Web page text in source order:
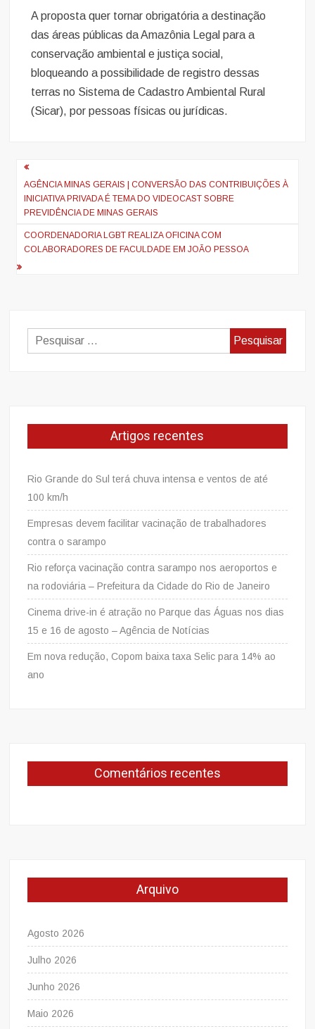
A proposta quer tornar obrigatória a destinação
das áreas públicas da Amazônia Legal para a
conservação ambiental e justiça social,
bloqueando a possibilidade de registro dessas
terras no Sistema de Cadastro Ambiental Rural
(Sicar), por pessoas físicas ou jurídicas.
Navegação
de
artigos
AGÊNCIA MINAS GERAIS | CONVERSÃO DAS CONTRIBUIÇÕES À
INICIATIVA PRIVADA É TEMA DO VIDEOCAST SOBRE
PREVIDÊNCIA DE MINAS GERAIS
COORDENADORIA LGBT REALIZA OFICINA COM
COLABORADORES DE FACULDADE EM JOÃO PESSOA
Pesquisar
por:
Artigos recentes
Rio Grande do Sul terá chuva intensa e ventos de até
100 km/h
Empresas devem facilitar vacinação de trabalhadores
contra o sarampo
Rio reforça vacinação contra sarampo nos aeroportos e
na rodoviária – Prefeitura da Cidade do Rio de Janeiro
Cinema drive-in é atração no Parque das Águas nos dias
15 e 16 de agosto – Agência de Notícias
Em nova redução, Copom baixa taxa Selic para 14% ao
ano
Comentários recentes
Arquivo
Agosto 2026
Julho 2026
Junho 2026
Maio 2026